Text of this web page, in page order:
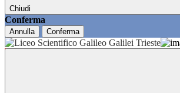
Chiudi
Conferma
Annulla Conferma